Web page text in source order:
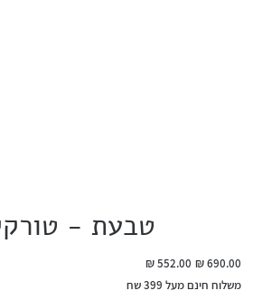
טבעת -
מחיר
מקורי
מחיר
מבצע
משלוח חינם מעל 399 שח